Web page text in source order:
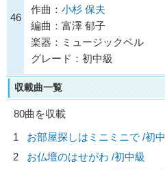
46
作曲： 小杉 保夫
編曲：富澤 郁子
楽器：ミュージックベル
グレード：初中級
収載曲一覧
80曲を収載
1
お部屋探しはミニミニで /初
2
お仏壇のはせがわ /初中級